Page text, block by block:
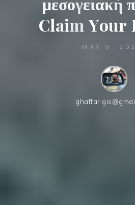
Claim Your
MAY 9,